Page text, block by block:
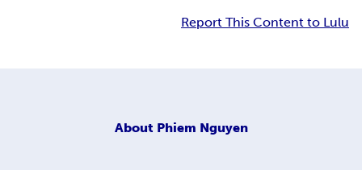
Report This Content to Lulu
About Phiem Nguyen